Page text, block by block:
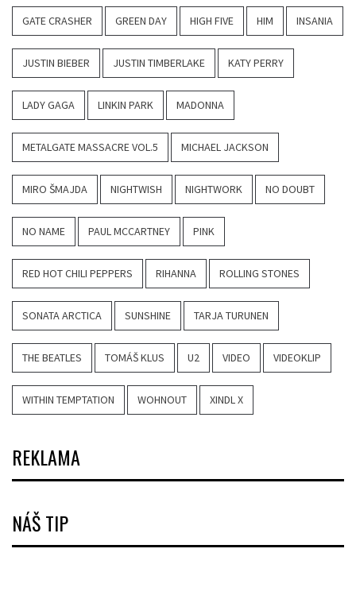
GATE CRASHER GREEN DAY HIGH FIVE HIM INSANIA
JUSTIN BIEBER JUSTIN TIMBERLAKE KATY PERRY
LADY GAGA LINKIN PARK MADONNA
METALGATE MASSACRE VOL.5 MICHAEL JACKSON
MIRO ŠMAJDA NIGHTWISH NIGHTWORK NO DOUBT
NO NAME PAUL MCCARTNEY PINK
RED HOT CHILI PEPPERS RIHANNA ROLLING STONES
SONATA ARCTICA SUNSHINE TARJA TURUNEN
THE BEATLES TOMÁŠ KLUS U2 VIDEO VIDEOKLIP
WITHIN TEMPTATION WOHNOUT XINDL X
REKLAMA
NÁŠ TIP